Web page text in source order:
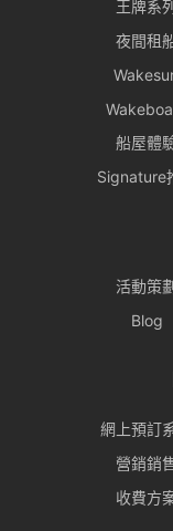
王牌系列
夜間租
船屋體
Signature
活動策
Blog
網上預訂
營銷銷
收費方